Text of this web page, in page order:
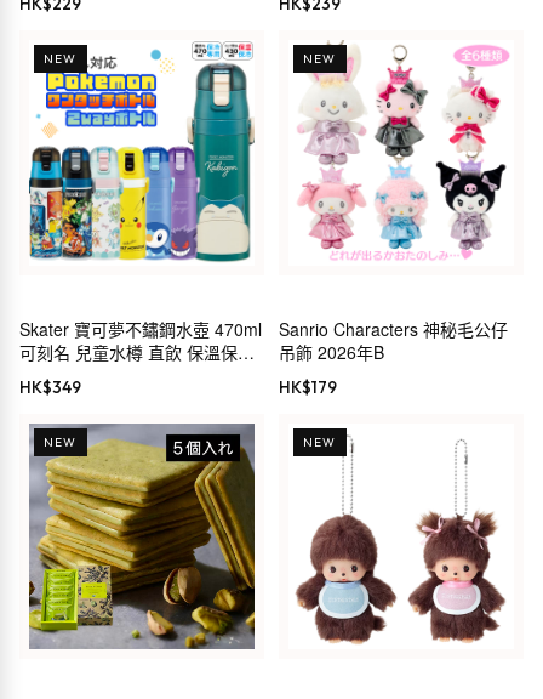
NEW
Skater 寶可夢不鏽鋼水壺 470ml
可刻名 兒童水樽 直飲 保溫保冷
2way
HK$349
NEW
Sanrio Characters 神秘毛公仔
吊飾 2026年B
HK$179
NEW NEW